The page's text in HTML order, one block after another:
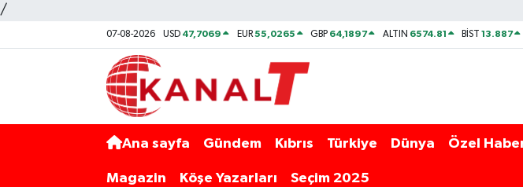
/
07-08-2026 USD 47,7069 EUR55,0265 GBP 64,1897 ALTIN 6574.81 BİST13.887
Ana sayfa Gündem Kıbrıs Türkiye Dünya Özel
Magazin Köşe Yazarları Seçim 2025